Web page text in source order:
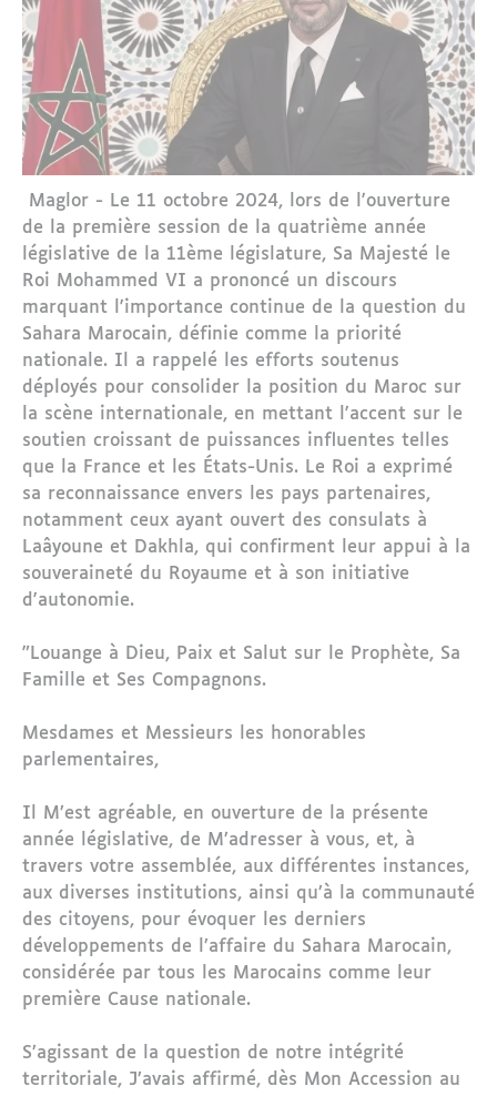
Maglor - Le 11 octobre 2024, lors de l'ouverture
de la première session de la quatrième année
législative de la 11ème législature, Sa Majesté le
Roi Mohammed VI a prononcé un discours
marquant l'importance continue de la question du
Sahara Marocain, définie comme la priorité
nationale. Il a rappelé les efforts soutenus
déployés pour consolider la position du Maroc sur
la scène internationale, en mettant l'accent sur le
soutien croissant de puissances influentes telles
que la France et les États-Unis. Le Roi a exprimé
sa reconnaissance envers les pays partenaires,
notamment ceux ayant ouvert des consulats à
Laâyoune et Dakhla, qui confirment leur appui à la
souveraineté du Royaume et à son initiative
d'autonomie.
"Louange à Dieu, Paix et Salut sur le Prophète, Sa
Famille et Ses Compagnons.
Mesdames et Messieurs les honorables
parlementaires,
Il M’est agréable, en ouverture de la présente
année législative, de M’adresser à vous, et, à
travers votre assemblée, aux différentes instances,
aux diverses institutions, ainsi qu’à la communauté
des citoyens, pour évoquer les derniers
développements de l’affaire du Sahara Marocain,
considérée par tous les Marocains comme leur
première Cause nationale.
S’agissant de la question de notre intégrité
territoriale, J’avais affirmé, dès Mon Accession au